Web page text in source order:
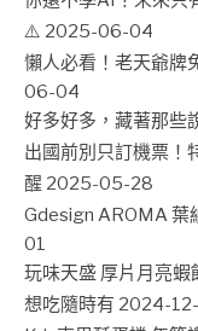
⚠️ 2025-06-04
懶人必看！老天爺牌
06-04
好多好多，藏著那些
出國前別只訂機票！
醒 2025-05-28
Gdesign AROMA 葉
01
玩味天盛 厚片月亮蝦
想吃隨時有 2024-